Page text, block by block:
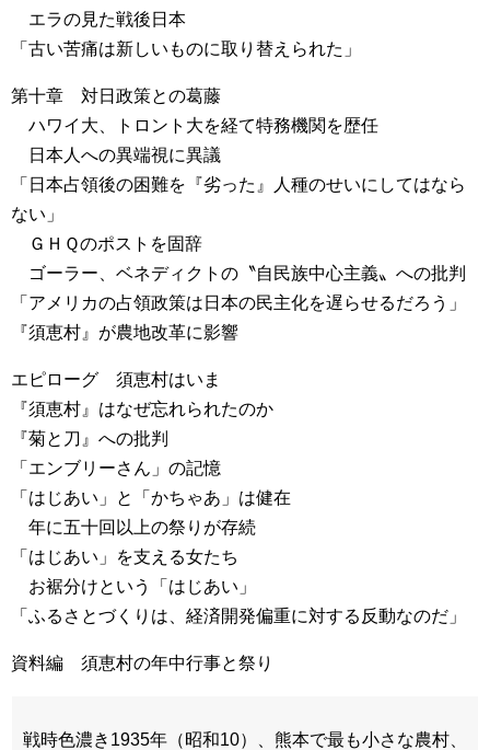
エラの見た戦後日本
「古い苦痛は新しいものに取り替えられた」
第十章 対日政策との葛藤
ハワイ大、トロント大を経て特務機関を歴任
日本人への異端視に異議
「日本占領後の困難を『劣った』人種のせいにしてはなら
ない」
ＧＨＱのポストを固辞
ゴーラー、ベネディクトの〝自民族中心主義〟への批判
「アメリカの占領政策は日本の民主化を遅らせるだろう」
『須恵村』が農地改革に影響
エピローグ 須恵村はいま
『須恵村』はなぜ忘れられたのか
『菊と刀』への批判
「エンブリーさん」の記憶
「はじあい」と「かちゃあ」は健在
年に五十回以上の祭りが存続
「はじあい」を支える女たち
お裾分けという「はじあい」
「ふるさとづくりは、経済開発偏重に対する反動なのだ」
資料編 須恵村の年中行事と祭り
戦時色濃き1935年（昭和10）、熊本で最も小さな農村、